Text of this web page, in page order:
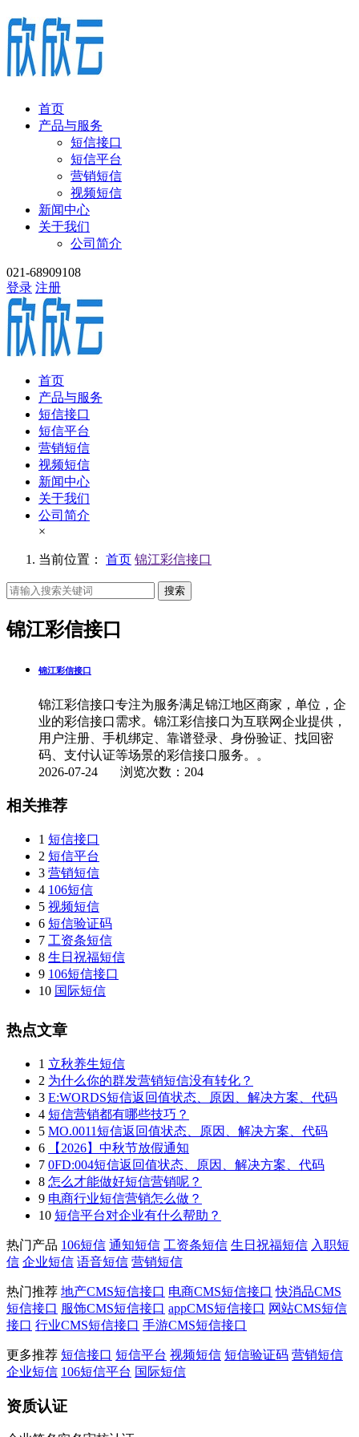
首页
产品与服务
短信接口
短信平台
营销短信
视频短信
新闻中心
关于我们
公司简介
021-68909108
登录 注册
首页
产品与服务
短信接口
短信平台
营销短信
视频短信
新闻中心
关于我们
公司简介
×
当前位置： 首页 锦江彩信接口
搜索
锦江彩信接口
锦江彩信接口
锦江彩信接口专注为服务满足锦江地区商家，单位，企
业的彩信接口需求。锦江彩信接口为互联网企业提供，
用户注册、手机绑定、靠谱登录、身份验证、找回密
码、支付认证等场景的彩信接口服务。。
2026-07-24 浏览次数：204
相关推荐
1 短信接口
2 短信平台
3 营销短信
4 106短信
5 视频短信
6 短信验证码
7 工资条短信
8 生日祝福短信
9 106短信接口
10 国际短信
热点文章
1 立秋养生短信
2 为什么你的群发营销短信没有转化？
3 E:WORDS短信返回值状态、原因、解决方案、代码
4 短信营销都有哪些技巧？
5 MO.0011短信返回值状态、原因、解决方案、代码
6
【2026】中秋节放假通知
7 0FD:004短信返回值状态、原因、解决方案、代码
8 怎么才能做好短信营销呢？
9 电商行业短信营销怎么做？
10 短信平台对企业有什么帮助？
热门产品 106短信 通知短信 工资条短信 生日祝福短信 入职短
信 企业短信 语音短信 营销短信
热门推荐 地产CMS短信接口 电商CMS短信接口 快消品CMS
短信接口 服饰CMS短信接口 appCMS短信接口 网站CMS短信
接口 行业CMS短信接口 手游CMS短信接口
更多推荐 短信接口 短信平台 视频短信 短信验证码 营销短信
企业短信 106短信平台 国际短信
资质认证